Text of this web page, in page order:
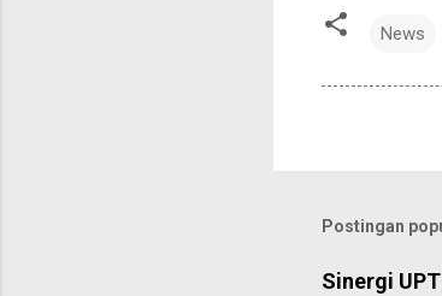
News
Postingan
Sinergi